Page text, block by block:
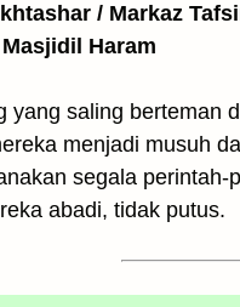
/ Markaz
Haram
yang saling berteman
menjadi musuh
segala
abadi, tidak putus.